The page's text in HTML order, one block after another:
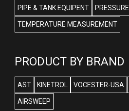
PIPE & TANK EQUIPENT PRESSURE
TEMPERATURE MEASUREMENT
PRODUCT BY BRAND
AST KINETROL VOCESTER-USA
AIRSWEEP